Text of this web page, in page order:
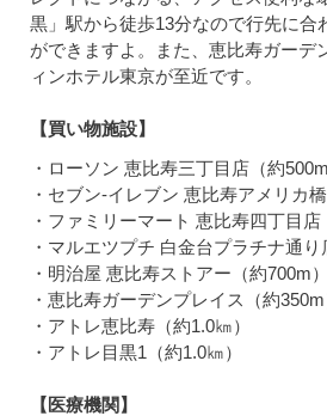
黒」駅から徒歩13分なので行先に合
ができますよ。また、恵比寿ガーデ
ィンホテル東京が至近です。
【買い物施設】
・ローソン 恵比寿三丁目店（約500m
・セブン-イレブン 恵比寿アメリカ橋
・ファミリーマート 恵比寿四丁目店
・マルエツプチ 白金台プラチナ通り
・明治屋 恵比寿ストアー（約700m）
・恵比寿ガーデンプレイス（約350m
・アトレ恵比寿（約1.0㎞）
・アトレ目黒1（約1.0㎞）
【医療機関】